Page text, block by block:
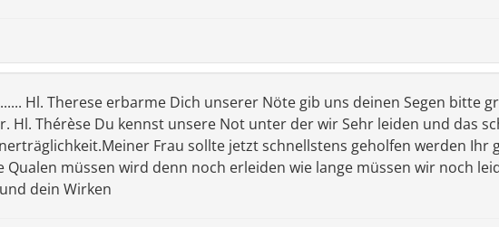
Hl. Therese erbarme Dich unserer Nöte gib uns deinen Segen
Hl. Thérèse Du kennst unsere Not unter der wir Sehr leiden und das
Frau sollte jetzt schnellstens geholfen werden
müssen wird denn noch erleiden wie lange müssen wir noch
dein Wirken